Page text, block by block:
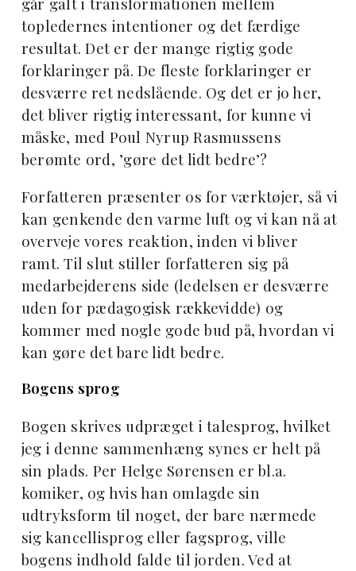
topledernes intentioner og det færdige
resultat. Det er der mange rigtig gode
forklaringer på. De fleste forklaringer er
desværre ret nedslående. Og det er jo her,
det bliver rigtig interessant, for kunne vi
måske, med Poul Nyrup Rasmussens
berømte ord, ’gøre det lidt bedre’?
Forfatteren præsenter os for værktøjer, så vi
kan genkende den varme luft og vi kan nå at
overveje vores reaktion, inden vi bliver
ramt. Til slut stiller forfatteren sig på
medarbejderens side (ledelsen er desværre
uden for pædagogisk rækkevidde) og
kommer med nogle gode bud på, hvordan vi
kan gøre det bare lidt bedre.
Bogens sprog
Bogen skrives udpræget i talesprog, hvilket
jeg i denne sammenhæng synes er helt på
sin plads. Per Helge Sørensen er bl.a.
komiker, og hvis han omlagde sin
udtryksform til noget, der bare nærmede
sig kancellisprog eller fagsprog, ville
bogens indhold falde til jorden. Ved at